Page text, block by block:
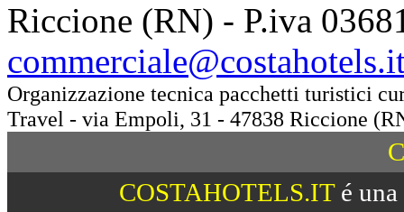
Riccione (RN) - P.iva
Organizzazione tecnica pacchetti turistici
Travel - via Empoli, 31 - 47838 Riccione
COSTAHOTELS.ITé una